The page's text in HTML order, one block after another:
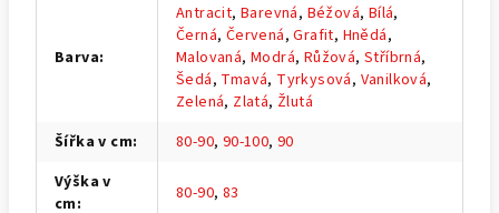
Barva:
Antracit,Barevná, Béžová, Bílá,
Černá, Červená,Grafit, Hnědá,
Malovaná,Modrá, Růžová,Stříbrná,
Šedá, Tmavá, Tyrkysová, Vanilková,
Zelená, Zlatá, Žlutá
Šířka v cm: 80-90, 90-100,90
Výška v
cm: 80-90, 83